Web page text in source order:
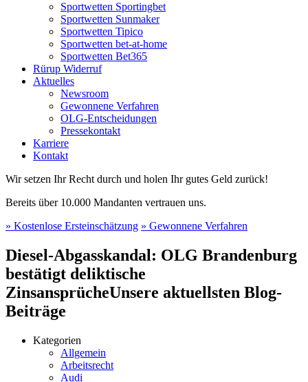
Sportwetten Sportingbet
Sportwetten Sunmaker
Sportwetten Tipico
Sportwetten bet-at-home
Sportwetten Bet365
Rürup Widerruf
Aktuelles
Newsroom
Gewonnene Verfahren
OLG-Entscheidungen
Pressekontakt
Karriere
Kontakt
Wir setzen Ihr Recht durch und holen Ihr gutes Geld zurück!
Bereits über 10.000 Mandanten vertrauen uns.
» Kostenlose Ersteinschätzung » Gewonnene Verfahren
Diesel-Abgasskandal: OLG Brandenburg
bestätigt deliktische
ZinsansprücheUnsere aktuellsten Blog-
Beiträge
Kategorien
Allgemein
Arbeitsrecht
Audi